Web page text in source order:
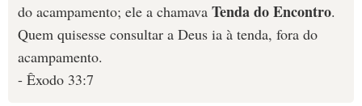
do acampamento; ele a chamava Tenda do Encontro.
Quem quisesse consultar a Deus ia à tenda, fora do
acampamento.
- Êxodo 33:7